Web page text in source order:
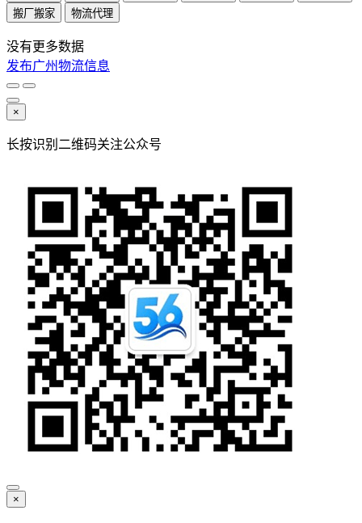
搬厂搬家
物流代理
没有更多数据
发布广州物流信息
×
长按识别二维码关注公众号
×